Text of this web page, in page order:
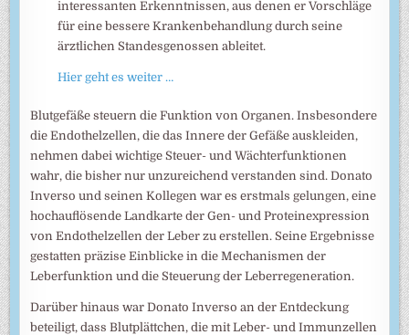
interessanten Erkenntnissen, aus denen er Vorschläge
für eine bessere Krankenbehandlung durch seine
ärztlichen Standesgenossen ableitet.
Hier geht es weiter …
Blutgefäße steuern die Funktion von Organen. Insbesondere
die Endothelzellen, die das Innere der Gefäße auskleiden,
nehmen dabei wichtige Steuer- und Wächterfunktionen
wahr, die bisher nur unzureichend verstanden sind. Donato
Inverso und seinen Kollegen war es erstmals gelungen, eine
hochauflösende Landkarte der Gen- und Proteinexpression
von Endothelzellen der Leber zu erstellen. Seine Ergebnisse
gestatten präzise Einblicke in die Mechanismen der
Leberfunktion und die Steuerung der Leberregeneration.
Darüber hinaus war Donato Inverso an der Entdeckung
beteiligt, dass Blutplättchen, die mit Leber- und Immunzellen